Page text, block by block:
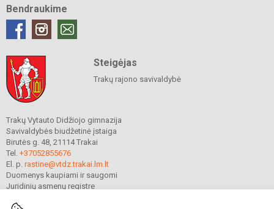
Bendraukime
Steigėjas
Trakų rajono savivaldybė
Trakų Vytauto Didžiojo gimnazija
Savivaldybės biudžetinė įstaiga
Birutės g. 48, 21114 Trakai
Tel. +37052855676
El. p. rastine@vtdz.trakai.lm.lt
Duomenys kaupiami ir saugomi
Juridinių asmenų registre